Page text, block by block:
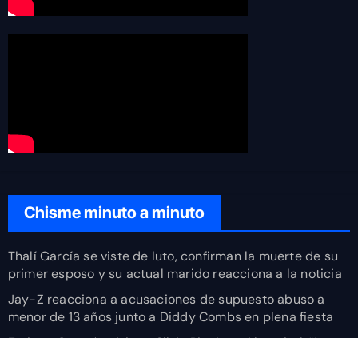
Chisme minuto a minuto
Thalí García se viste de luto, confirman la muerte de su
primer esposo y su actual marido reacciona a la noticia
Jay-Z reacciona a acusaciones de supuesto abuso a
menor de 13 años junto a Diddy Combs en plena fiesta